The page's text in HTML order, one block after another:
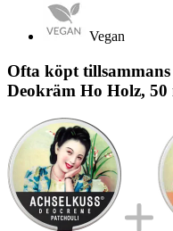
Vegan
Ofta köpt
Deokräm Ho Holz, 50